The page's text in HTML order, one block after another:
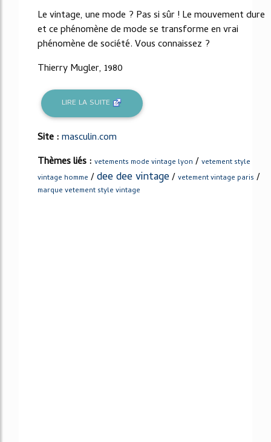
Le vintage, une mode ? Pas si sûr ! Le mouvement dure
et ce phénomène de mode se transforme en vrai
phénomène de société. Vous connaissez ?
Thierry Mugler, 1980
LIRE LA SUITE
Site :masculin.com
Thèmes liés : vetements mode vintage lyon / vetement style
vintage homme /dee dee vintage/ vetement vintage paris /
marque vetement style vintage